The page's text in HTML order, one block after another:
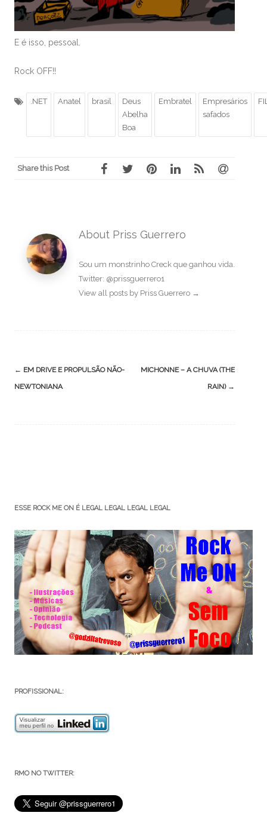
E é isso, pessoal.
Rock OFF!!
.NET Anatel brasil
Deus
Abelha
Boa
Embratel
Empresários
safados
Share this Post
About Priss Guerrero
Sou um monstrinho Creck que ganhou vida.
Twitter: @prissguerrero1
View all posts by Priss Guerrero →
Post
navigation
← EM DRIVE E PROPULSÃO NÃO-
NEWTONIANA
MICHONNE – A CHUVA (THE
RAIN) →
ESSE ROCK ME ON É LEGAL LEGAL LEGAL LEGAL
PROFISSIONAL:
RMO NO TWITTER: